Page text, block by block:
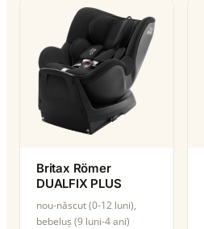
Britax Römer
DUALFIX PLUS
nou-născut (0-12 luni),
bebeluș (9 luni-4 ani)